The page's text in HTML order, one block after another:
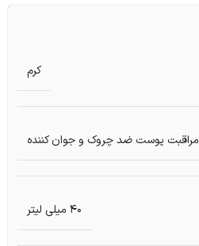
کرم
مراقبت پوست ضد چروک و جوان کننده
40 میلی لیتر